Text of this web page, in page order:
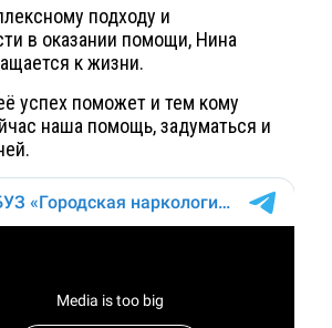
подходу и
в оказании помощи, Нина
к жизни.
успех поможет и тем кому
наша помощь, задуматься и